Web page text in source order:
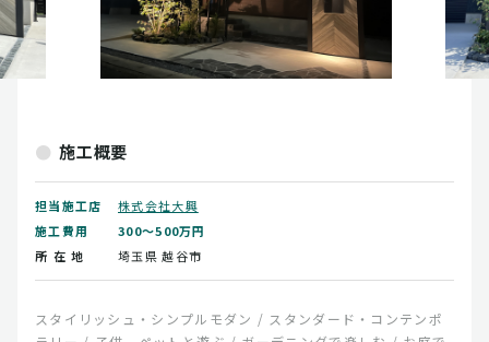
施工概要
担当施工店
株式会社大興
施工費用
300～500万円
所 在 地
埼玉県越谷市
スタイリッシュ・シンプルモダン / スタンダード・コンテンポ